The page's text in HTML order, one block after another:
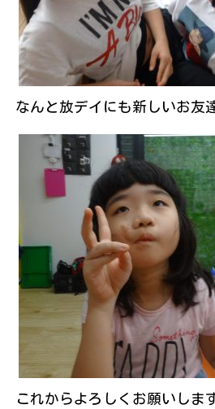
なんと放デイにも新しいお友
これからよろしくお願いし